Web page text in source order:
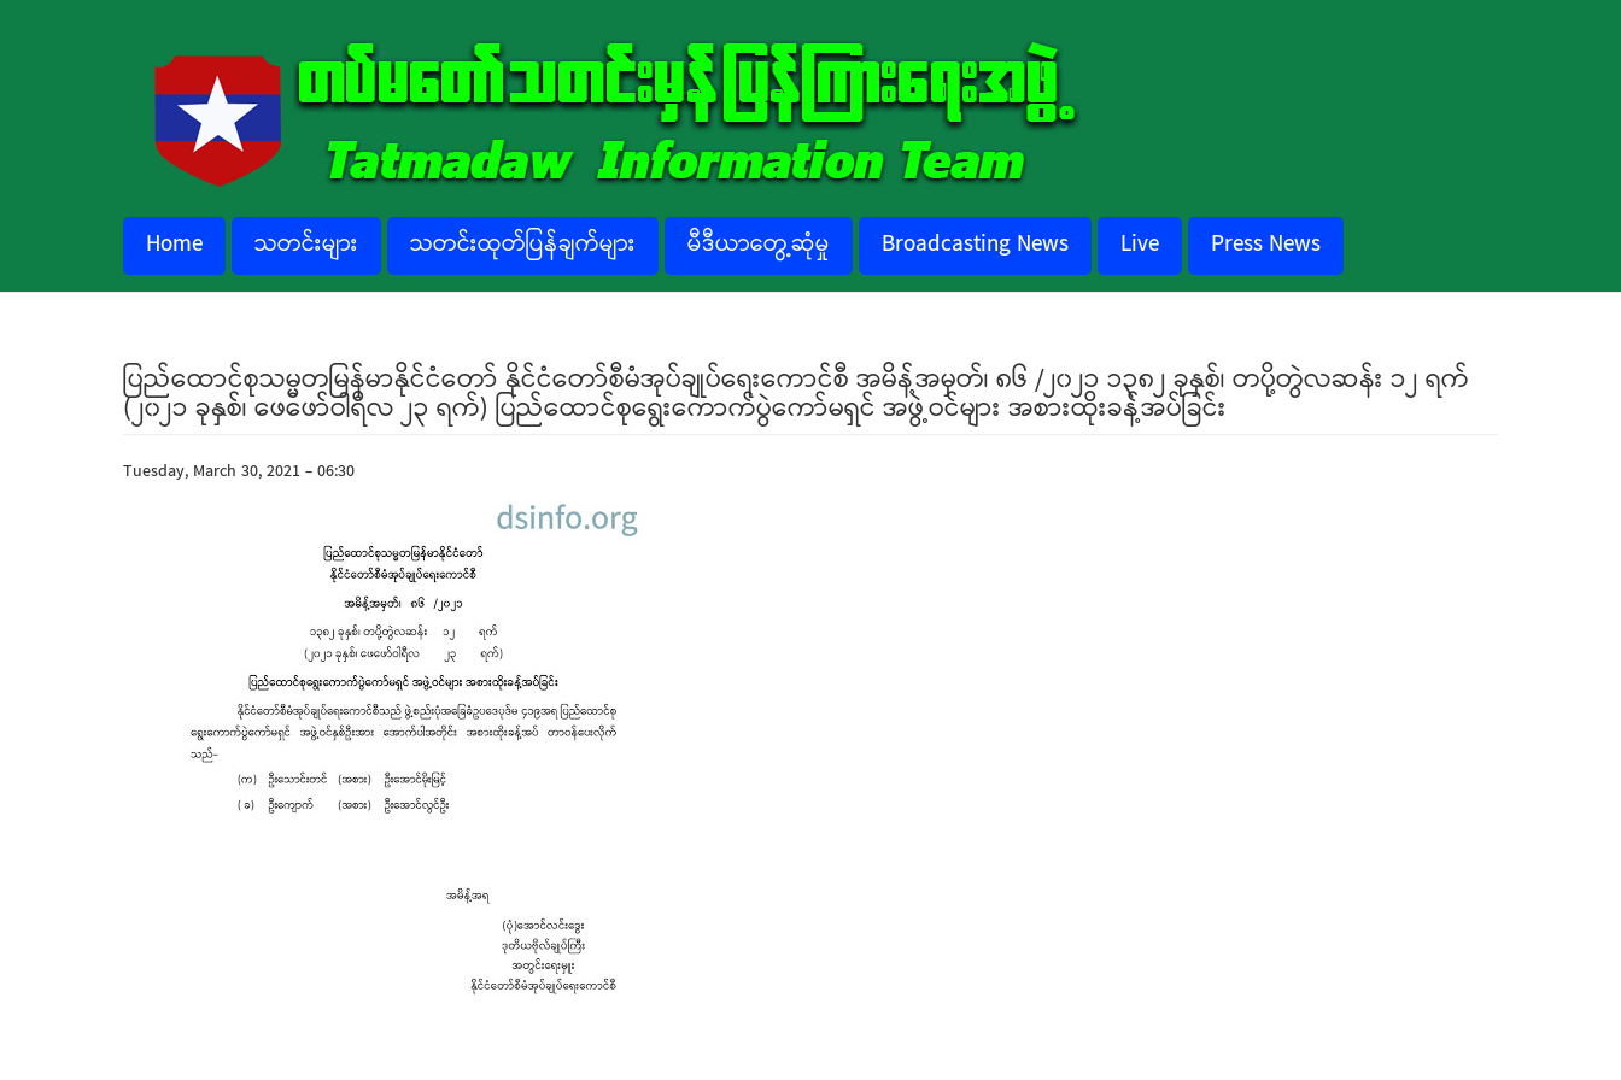
Home သတင်းများ သတင်းထုတ်ပြန်ချက်များ မီဒီယာတွေ့ဆုံမှု Broadcasting News Live Press News
ပြည်ထောင်စုသမ္မတမြန်မာနိုင်ငံတော် နိုင်ငံတော်စီမံအုပ်ချုပ်ရေးကောင်စီ အမိန့်အမှတ်၊ ၈၆ /၂၀၂၁ ၁၃၈၂ ခုနှစ်၊ တပို့တွဲလဆန်း ၁၂ ရက်
(၂၀၂၁ ခုနှစ်၊ ဖေဖော်ဝါရီလ ၂၃ ရက်) ပြည်ထောင်စုရွေးကောက်ပွဲကော်မရှင် အဖွဲ့ဝင်များ အစားထိုးခန့်အပ်ခြင်း
Tuesday, March 30, 2021 - 06:30